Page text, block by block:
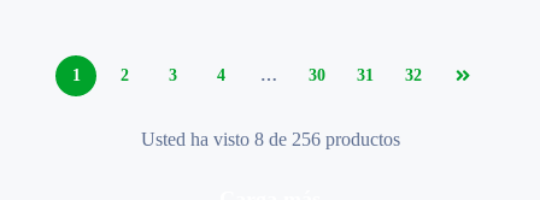
1 2 3 4 … 30 31 32
Usted ha visto 8 de 256 productos